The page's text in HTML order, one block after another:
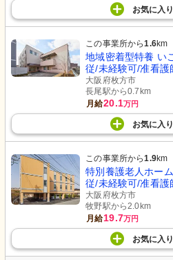
お気に入り
この事業所から1.6km
地域密着型特養 い
従/未経験可/准看護
大阪府枚方市
長尾駅から0.7km
月給20.1万円
お気に入り
この事業所から1.9km
特別養護老人ホー
従/未経験可/准看護
大阪府枚方市
牧野駅から2.0km
月給19.7万円
お気に入り